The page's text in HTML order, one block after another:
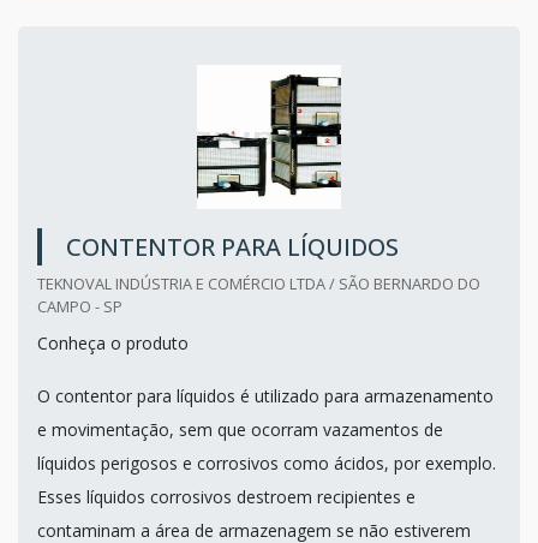
CONTENTOR PARA LÍQUIDOS
TEKNOVAL INDÚSTRIA E COMÉRCIO LTDA / SÃO BERNARDO DO
CAMPO - SP
Conheça o produto
O contentor para líquidos é utilizado para armazenamento
e movimentação, sem que ocorram vazamentos de
líquidos perigosos e corrosivos como ácidos, por exemplo.
Esses líquidos corrosivos destroem recipientes e
contaminam a área de armazenagem se não estiverem